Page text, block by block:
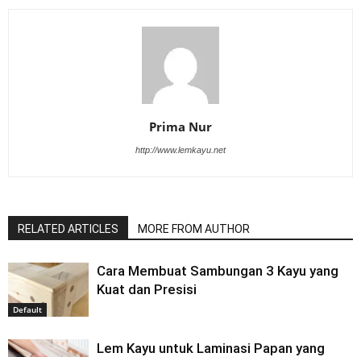
Prima Nur
http://www.lemkayu.net
RELATED ARTICLES MORE FROM AUTHOR
Default
Cara Membuat Sambungan 3 Kayu yang
Kuat dan Presisi
Lem Kayu untuk Laminasi Papan yang